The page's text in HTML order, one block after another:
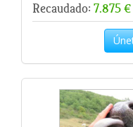
Recaudado: 7.875 €